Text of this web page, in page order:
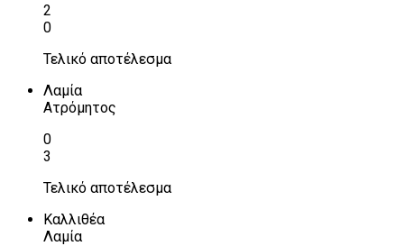
2
0
Τελικό αποτέλεσμα
Λαμία
Ατρόμητος
0
3
Τελικό αποτέλεσμα
Καλλιθέα
Λαμία